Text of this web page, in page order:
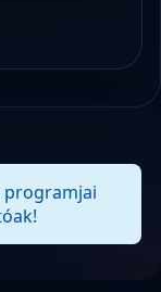
programjai